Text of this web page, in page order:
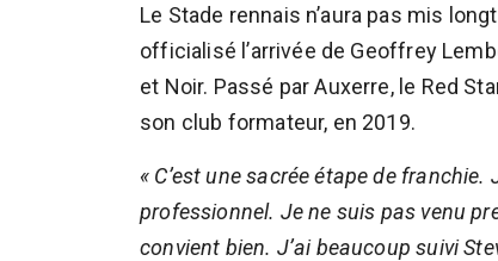
Le Stade rennais n’aura pas mis
officialisé l’arrivée de Geoffrey
et Noir. Passé par Auxerre, le Red
son club formateur, en 2019.
« C’est une sacrée étape de franchie.
professionnel. Je ne suis pas venu
convient bien. J’ai beaucoup suivi